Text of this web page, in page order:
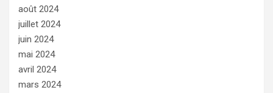
août 2024
juillet 2024
juin 2024
mai 2024
avril 2024
mars 2024